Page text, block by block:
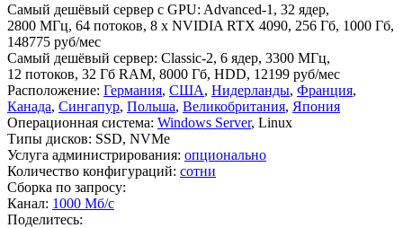
Самый дешёвый сервер с GPU: Advanced-1, 32 ядер,
2800 МГц, 64 потоков, 8 x NVIDIA RTX 4090, 256 Гб, 1000 Гб,
148775 руб/мес
Самый дешёвый сервер: Classic-2, 6 ядер, 3300 МГц,
12 потоков, 32 Гб RAM, 8000 Гб, HDD, 12199 руб/мес
Расположение: Германия, США, Нидерланды, Франция,
Канада, Сингапур, Польша, Великобритания, Япония
Операционная система: Windows Server, Linux
Типы дисков: SSD, NVMe
Услуга администрирования: опционально
Количество конфигураций: сотни
Сборка по запросу:
Канал: 1000 Мб/с
Поделитесь: